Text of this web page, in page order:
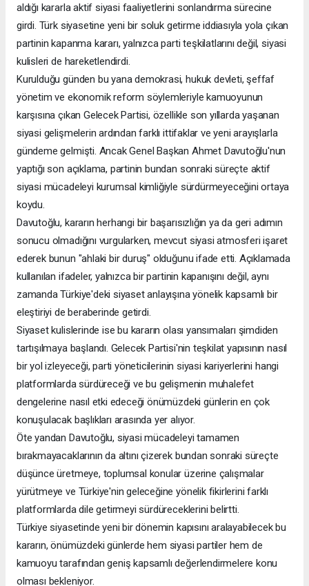
aldığı kararla aktif siyasi faaliyetlerini sonlandırma sürecine
girdi. Türk siyasetine yeni bir soluk getirme iddiasıyla yola çıkan
partinin kapanma kararı, yalnızca parti teşkilatlarını değil, siyasi
kulisleri de hareketlendirdi.
Kurulduğu günden bu yana demokrasi, hukuk devleti, şeffaf
yönetim ve ekonomik reform söylemleriyle kamuoyunun
karşısına çıkan Gelecek Partisi, özellikle son yıllarda yaşanan
siyasi gelişmelerin ardından farklı ittifaklar ve yeni arayışlarla
gündeme gelmişti. Ancak Genel Başkan Ahmet Davutoğlu'nun
yaptığı son açıklama, partinin bundan sonraki süreçte aktif
siyasi mücadeleyi kurumsal kimliğiyle sürdürmeyeceğini ortaya
koydu.
Davutoğlu, kararın herhangi bir başarısızlığın ya da geri adımın
sonucu olmadığını vurgularken, mevcut siyasi atmosferi işaret
ederek bunun "ahlaki bir duruş" olduğunu ifade etti. Açıklamada
kullanılan ifadeler, yalnızca bir partinin kapanışını değil, aynı
zamanda Türkiye'deki siyaset anlayışına yönelik kapsamlı bir
eleştiriyi de beraberinde getirdi.
Siyaset kulislerinde ise bu kararın olası yansımaları şimdiden
tartışılmaya başlandı. Gelecek Partisi'nin teşkilat yapısının nasıl
bir yol izleyeceği, parti yöneticilerinin siyasi kariyerlerini hangi
platformlarda sürdüreceği ve bu gelişmenin muhalefet
dengelerine nasıl etki edeceği önümüzdeki günlerin en çok
konuşulacak başlıkları arasında yer alıyor.
Öte yandan Davutoğlu, siyasi mücadeleyi tamamen
bırakmayacaklarının da altını çizerek bundan sonraki süreçte
düşünce üretmeye, toplumsal konular üzerine çalışmalar
yürütmeye ve Türkiye'nin geleceğine yönelik fikirlerini farklı
platformlarda dile getirmeyi sürdüreceklerini belirtti.
Türkiye siyasetinde yeni bir dönemin kapısını aralayabilecek bu
kararın, önümüzdeki günlerde hem siyasi partiler hem de
kamuoyu tarafından geniş kapsamlı değerlendirmelere konu
olması bekleniyor.